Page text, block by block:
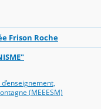
Frison Roche
(MEEESM)